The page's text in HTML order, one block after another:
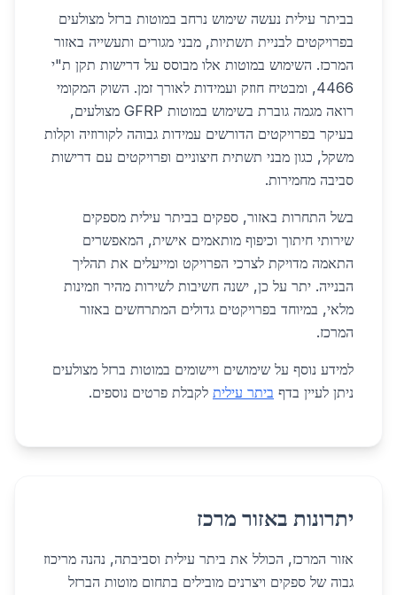
בביתר עילית נעשה שימוש נרחב במוטות ברזל מצולעים
בפרויקטים לבניית תשתיות, מבני מגורים ותעשייה באזור
המרכז. השימוש במוטות אלו מבוסס על דרישות תקן ת"י
4466, ומבטיח חוזק ועמידות לאורך זמן. השוק המקומי
רואה מגמה גוברת בשימוש במוטות GFRP מצולעים,
בעיקר בפרויקטים הדורשים עמידות גבוהה לקורוזיה וקלות
משקל, כגון מבני תשתית חיצוניים ופרויקטים עם דרישות
סביבה מחמירות.
בשל התחרות באזור, ספקים בביתר עילית מספקים
שירותי חיתוך וכיפוף מותאמים אישית, המאפשרים
התאמה מדויקת לצרכי הפרויקט ומייעלים את תהליך
הבנייה. יתר על כן, ישנה חשיבות לשירות מהיר וזמינות
מלאי, במיוחד בפרויקטים גדולים המתרחשים באזור
המרכז.
למידע נוסף על שימושים ויישומים במוטות ברזל מצולעים
ניתן לעיין בדף ביתר עילית לקבלת פרטים נוספים.
יתרונות באזור מרכז
אזור המרכז, הכולל את ביתר עילית וסביבתה, נהנה מריכוז
גבוה של ספקים ויצרנים מובילים בתחום מוטות הברזל